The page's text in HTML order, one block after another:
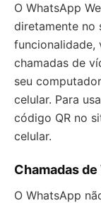
O WhatsApp
diretamente no
funcionalidade,
chamadas de
seu
celular. Para
código QR no
celular.
Chamadas
O WhatsApp